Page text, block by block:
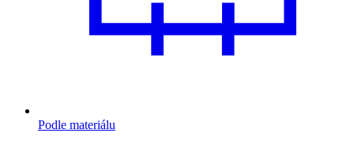
Podle materiálu